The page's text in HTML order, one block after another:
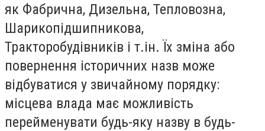
як Фабрична, Дизельна, Тепловозна,
Шарикопідшипникова,
Тракторобудівників і т.ін. Їх зміна або
повернення історичних назв може
відбуватися у звичайному порядку:
місцева влада має можливість
перейменувати будь-яку назву в будь-